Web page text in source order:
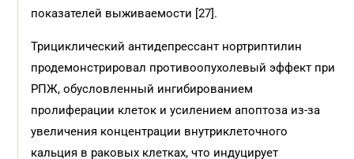
показателей выживаемости [27].
Трициклический антидепрессант нортриптилин
продемонстрировал противоопухолевый эффект при
РПЖ, обусловленный ингибированием
пролиферации клеток и усилением апоптоза из-за
увеличения концентрации внутриклеточного
кальция в раковых клетках, что индуцирует